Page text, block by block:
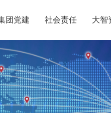
团党建 社会责任 大智
人名家 集团荣誉
愿景 核心价值观
读业务 党团服务
惠妇联 智惠工会
学智爱 志愿之星
视频 政策解读
才引进 投诉建议